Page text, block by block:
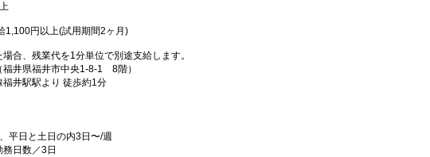
1,100円以上(試用期間2ヶ月)
合、残業代を1分単位で別途支給します。
井県福井市中央1-8-1 8階）
福井駅駅より 徒歩約1分
平日と土日の内3日〜/週
日数／3日